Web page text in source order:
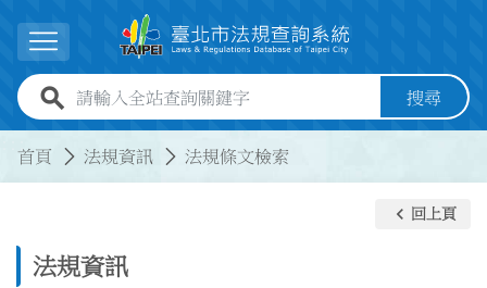
展開選單
全站查詢關鍵字欄位 搜尋
首頁 法規資訊 法規條文檢索
法規資訊
keyboard_arrow_left 回上頁